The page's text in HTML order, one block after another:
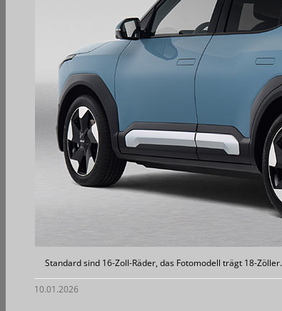
Standard sind 16-Zoll-Räder, das Fotomodell trägt 18-
10.01.2026